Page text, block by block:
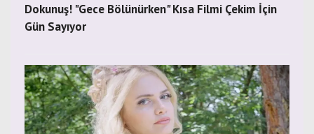
Dokunuş! "Gece Bölünürken" Kısa Filmi Çekim İçin
Gün Sayıyor